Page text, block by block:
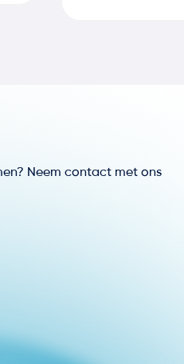
Neem contact met ons